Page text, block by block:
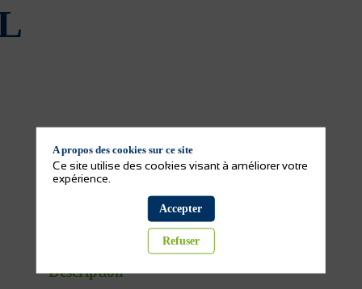
Partager mes informations
Activité(s) de l'exposant
Isolation et plaque de plâtre
Description
A propos des cookies sur ce site
Ce site utilise des cookies visant à améliorer votre
expérience.
Accepter
Refuser